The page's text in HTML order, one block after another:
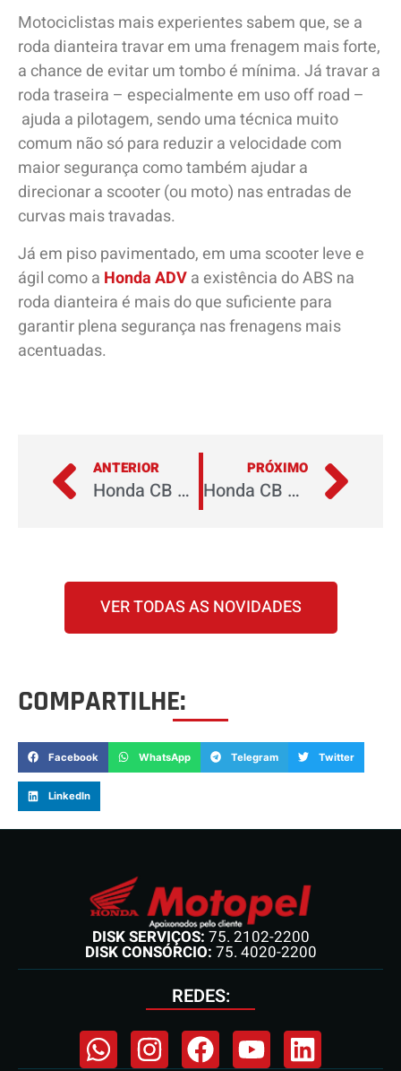
Motociclistas mais experientes sabem que, se a
roda dianteira travar em uma frenagem mais forte,
a chance de evitar um tombo é mínima. Já travar a
roda traseira – especialmente em uso off road –
ajuda a pilotagem, sendo uma técnica muito
comum não só para reduzir a velocidade com
maior segurança como também ajudar a
direcionar a scooter (ou moto) nas entradas de
curvas mais travadas.
Já em piso pavimentado, em uma scooter leve e
ágil como a Honda ADVa existência do ABS na
roda dianteira é mais do que suficiente para
garantir plena segurança nas frenagens mais
acentuadas.
ANTERIOR
Honda CB 500X e CB 500F 2024: novas cores para a crossover e naked favoritas dos brasileiros
PRÓXIMO
Honda CB 1000R 2024: novas cores para as versões CB 1000R e CB 1000R Black Edition
VER TODAS AS NOVIDADES
COMPARTILHE:
Facebook WhatsApp Telegram Twitter
LinkedIn
DISK SERVIÇOS: 75. 2102-2200
DISK CONSÓRCIO: 75. 4020-2200
REDES: